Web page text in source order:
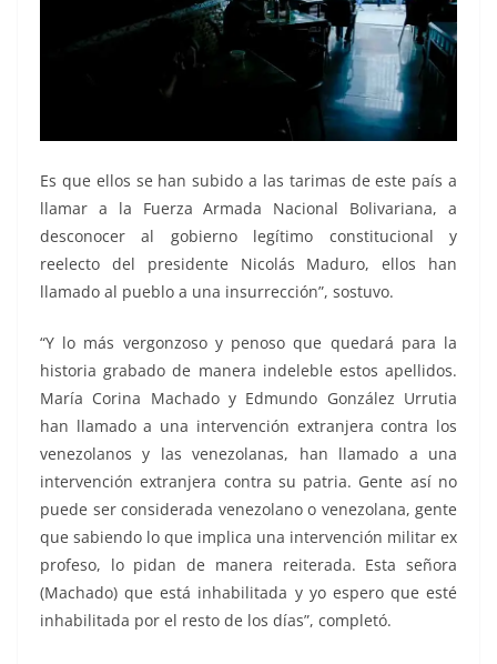
Es que ellos se han subido a las tarimas de este país a
llamar a la Fuerza Armada Nacional Bolivariana, a
desconocer al gobierno legítimo constitucional y
reelecto del presidente Nicolás Maduro, ellos han
llamado al pueblo a una insurrección”, sostuvo.
“Y lo más vergonzoso y penoso que quedará para la
historia grabado de manera indeleble estos apellidos.
María Corina Machado y Edmundo González Urrutia
han llamado a una intervención extranjera contra los
venezolanos y las venezolanas, han llamado a una
intervención extranjera contra su patria. Gente así no
puede ser considerada venezolano o venezolana, gente
que sabiendo lo que implica una intervención militar ex
profeso, lo pidan de manera reiterada. Esta señora
(Machado) que está inhabilitada y yo espero que esté
inhabilitada por el resto de los días”, completó.